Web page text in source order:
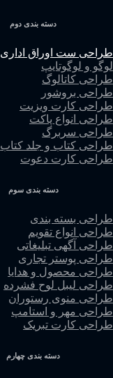
دسته بندی دوم
طراحی ست اوراق اداری
لوگو و لوگوتایپ
طراحی کاتالوگ
طراحی بروشور
طراحی کارت ویزیت
طراحی انواع پاکت
طراحی سربرگ
طراحی کتاب و جلد کتاب
طراحی کارت دعوت
دسته بندی سوم
طراحی بسته بندی
طراحی انواع تقویم
طراحی آگهی تبلیغاتی
طراحی پوستر تجاری
طراحی محصول و هدایا
طراحی لیبل لوح فشرده
طراحی منوی رستوران
طراحی مهر و استامپ
طراحی کارت تبریک
دسته بندی چهارم